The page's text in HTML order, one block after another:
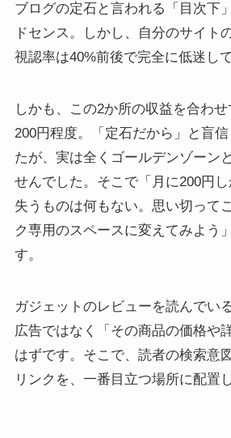
ブログの定石と言われる「目次下
ドセンス。しかし、自分のサイト
視認率は40%前後で完全に低迷し
しかも、この2か所の収益を合わ
200円程度。「定石だから」と盲
たが、実は全くゴールデンゾーン
せんでした。そこで「月に200円し
失うものは何もない。思い切って
ク専用のスペースに変えてみよう
す。
ガジェットのレビューを読んでい
広告ではなく「その商品の価格や
はずです。そこで、読者の検索意
リンクを、一番目立つ場所に配置